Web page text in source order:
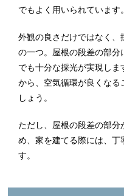
でもよく用いられています。
外観の良さだけではなく、
の一つ。屋根の段差の部
でも十分な採光が実現しま
から、空気循環が良くな
しょう。
ただし、屋根の段差の部
め、家を建てる際には、
す。